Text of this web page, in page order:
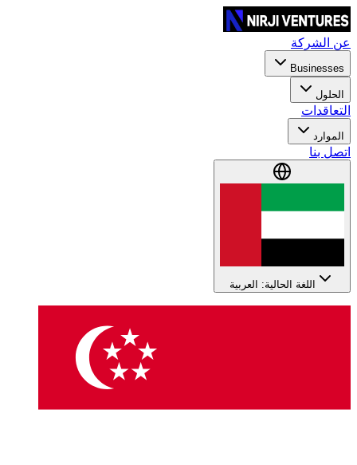
عن الشركة
Businesses
الحلول
التعاقدات
الموارد
اتصل بنا
اللغة الحالية: العربية